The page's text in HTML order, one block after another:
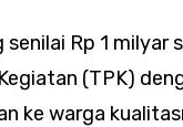
Rp 1
(TPK)
ke warga